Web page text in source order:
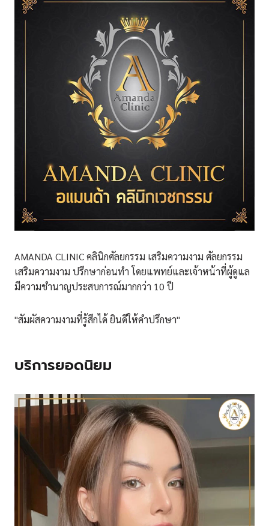
AMANDA CLINIC คลินิกศัลยกรรม เสริมความงาม ศัลยกรรม
เสริมความงาม ปรึกษาก่อนทำ โดยแพทย์และเจ้าหน้าที่ผู้ดูแล
มีความชำนาญประสบการณ์มากกว่า 10 ปี
"สัมผัสความงามที่รู้สึกได้ ยินดีให้คำปรึกษา"
บริการยอดนิยม